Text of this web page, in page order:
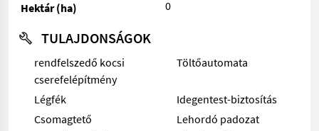
Hektár (ha)
0
TULAJDONSÁGOK
rendfelszedő kocsi
cserefelépítmény
Töltőautomata
Légfék
Idegentest-biztosítás
Csomagtető
Lehordó padozat